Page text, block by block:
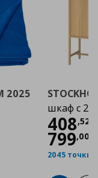
2025
шкаф с 2
408,52
Цена
799,00
2045 точки